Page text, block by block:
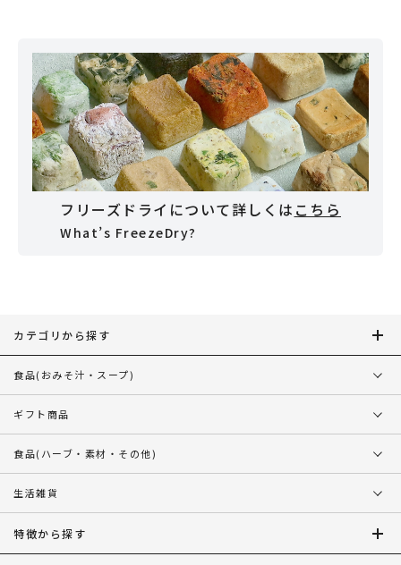
フリーズドライについて詳しくは こちら
What’s FreezeDry?
カテゴリから探す
食品(おみそ汁・スープ)
ギフト商品
食品(ハーブ・素材・その他)
生活雑貨
特徴から探す